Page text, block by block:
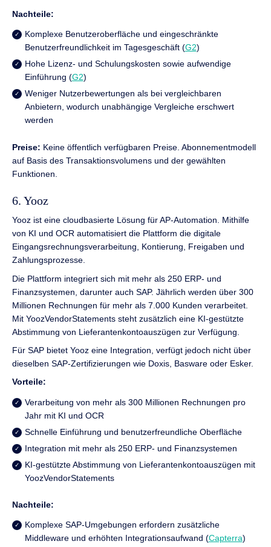
Nachteile:
Komplexe Benutzeroberfläche und eingeschränkte
Benutzerfreundlichkeit im Tagesgeschäft (G2)
Hohe Lizenz- und Schulungskosten sowie aufwendige
Einführung (G2)
Weniger Nutzerbewertungen als bei vergleichbaren
Anbietern, wodurch unabhängige Vergleiche erschwert
werden
Preise: Keine öffentlich verfügbaren Preise. Abonnementmodell
auf Basis des Transaktionsvolumens und der gewählten
Funktionen.
6. Yooz
Yooz ist eine cloudbasierte Lösung für AP-Automation. Mithilfe
von KI und OCR automatisiert die Plattform die digitale
Eingangsrechnungsverarbeitung, Kontierung, Freigaben und
Zahlungsprozesse.
Die Plattform integriert sich mit mehr als 250 ERP- und
Finanzsystemen, darunter auch SAP. Jährlich werden über 300
Millionen Rechnungen für mehr als 7.000 Kunden verarbeitet.
Mit YoozVendorStatements steht zusätzlich eine KI-gestützte
Abstimmung von Lieferantenkontoauszügen zur Verfügung.
Für SAP bietet Yooz eine Integration, verfügt jedoch nicht über
dieselben SAP-Zertifizierungen wie Doxis, Basware oder Esker.
Vorteile:
Verarbeitung von mehr als 300 Millionen Rechnungen pro
Jahr mit KI und OCR
Schnelle Einführung und benutzerfreundliche Oberfläche
Integration mit mehr als 250 ERP- und Finanzsystemen
KI-gestützte Abstimmung von Lieferantenkontoauszügen mit
YoozVendorStatements
Nachteile:
Komplexe SAP-Umgebungen erfordern zusätzliche
Middleware und erhöhten Integrationsaufwand (Capterra)